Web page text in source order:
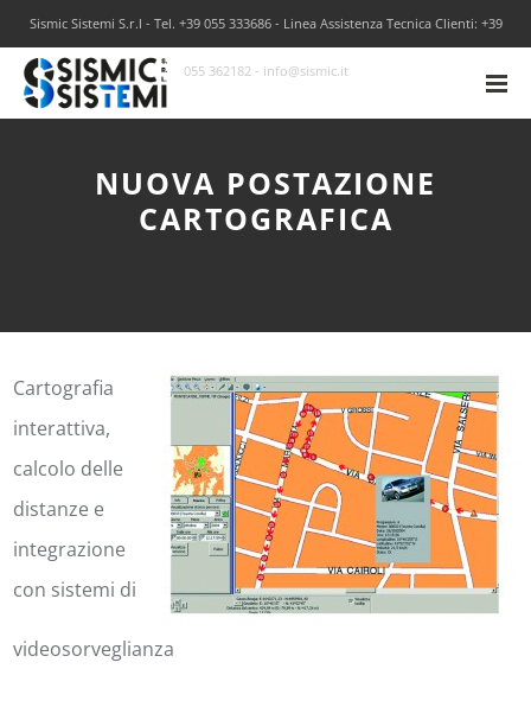
Sismic Sistemi S.r.l - Tel. +39 055 333686 - Linea Assistenza Tecnica Clienti: +39
055 362182 - info@sismic.it
NUOVA POSTAZIONE
CARTOGRAFICA
Cartografia
interattiva,
calcolo delle
distanze e
integrazione
con sistemi di
videosorveglianza